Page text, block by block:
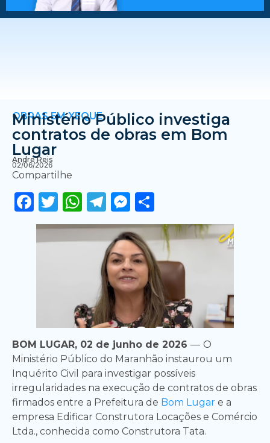
OBRAS EM XEQUE
Ministério Público investiga
contratos de obras em Bom
Lugar
Andre Reis
02/06/2026
Compartilhe
Facebook
Twitter
WhatsApp
Telegram
Messenger
BOM LUGAR, 02 de junho de 2026 — O
Ministério Público do Maranhão instaurou um
Inquérito Civil para investigar possíveis
irregularidades na execução de contratos de obras
firmados entre a Prefeitura de Bom Lugar e a
empresa Edificar Construtora Locações e Comércio
Ltda., conhecida como Construtora Tata.